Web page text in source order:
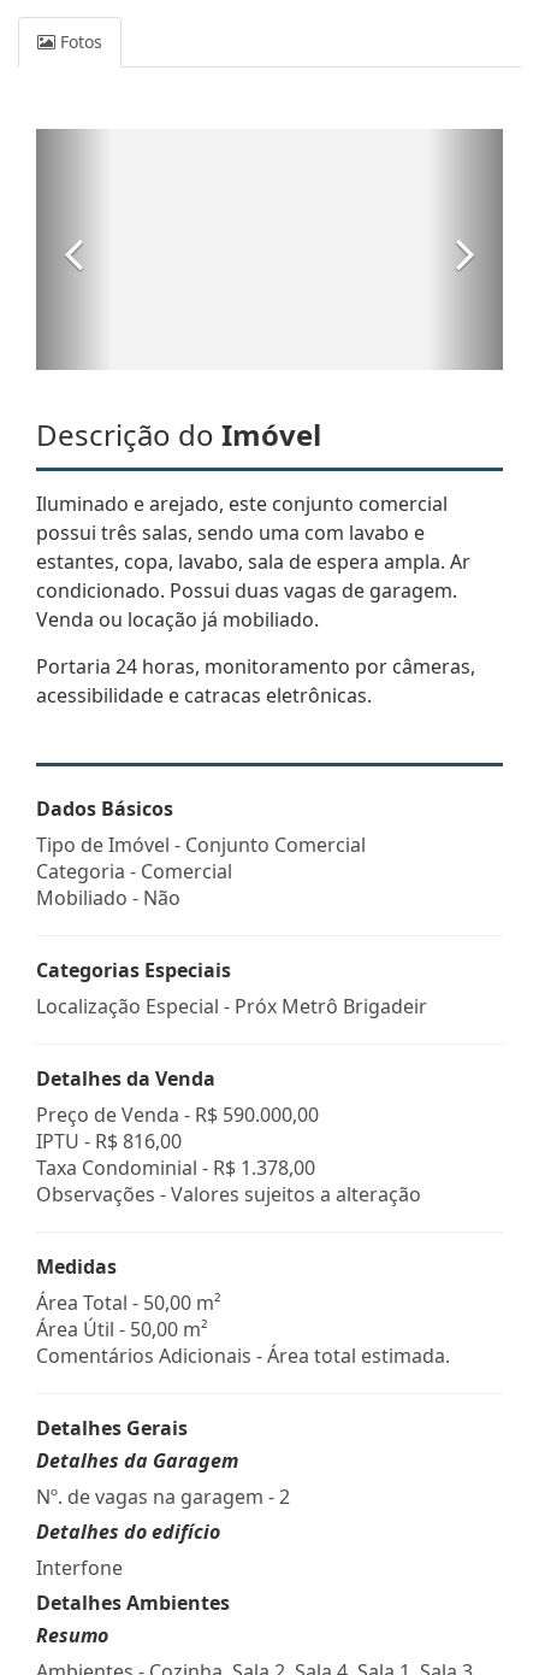
Fotos
Descrição do Imóvel
Iluminado e arejado, este conjunto comercial
possui três salas, sendo uma com lavabo e
estantes, copa, lavabo, sala de espera ampla. Ar
condicionado. Possui duas vagas de garagem.
Venda ou locação já mobiliado.
Portaria 24 horas, monitoramento por câmeras,
acessibilidade e catracas eletrônicas.
Dados Básicos
Tipo de Imóvel - Conjunto Comercial
Categoria - Comercial
Mobiliado - Não
Categorias Especiais
Localização Especial - Próx Metrô Brigadeir
Detalhes da Venda
Preço de Venda - R$ 590.000,00
IPTU - R$ 816,00
Taxa Condominial - R$ 1.378,00
Observações - Valores sujeitos a alteração
Medidas
Área Total - 50,00 m²
Área Útil - 50,00 m²
Comentários Adicionais - Área total estimada.
Detalhes Gerais
Detalhes da Garagem
Nº. de vagas na garagem - 2
Detalhes do edifício
Interfone
Detalhes Ambientes
Resumo